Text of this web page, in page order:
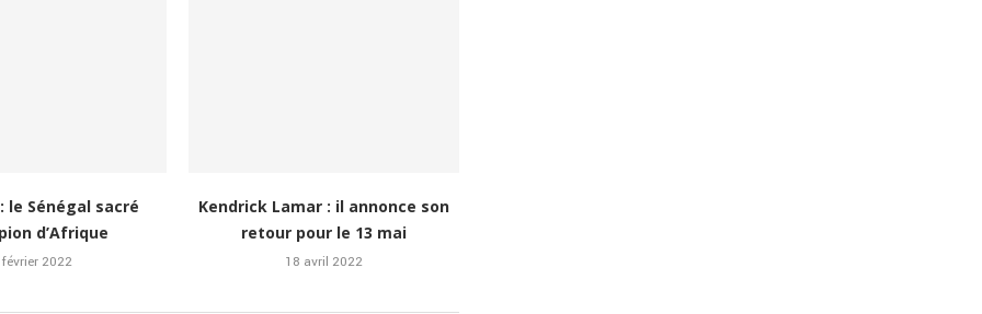
: le Sénégal sacré
d’Afrique
2022
Kendrick Lamar : il annonce son
retour pour le 13 mai
18 avril 2022